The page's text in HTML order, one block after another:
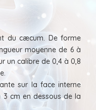
du cæcum. De forme
moyenne de 6 à
un calibre de 0,4 à 0,8
sur la face interne
cm en dessous de la